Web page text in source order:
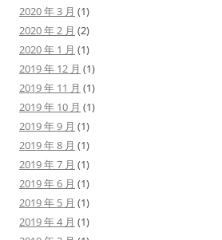
2020 年 3 月 (1)
2020 年 2 月 (2)
2020 年 1 月 (1)
2019 年 12 月 (1)
2019 年 11 月 (1)
2019 年 10 月 (1)
2019 年 9 月 (1)
2019 年 8 月 (1)
2019 年 7 月 (1)
2019 年 6 月 (1)
2019 年 5 月 (1)
2019 年 4 月 (1)